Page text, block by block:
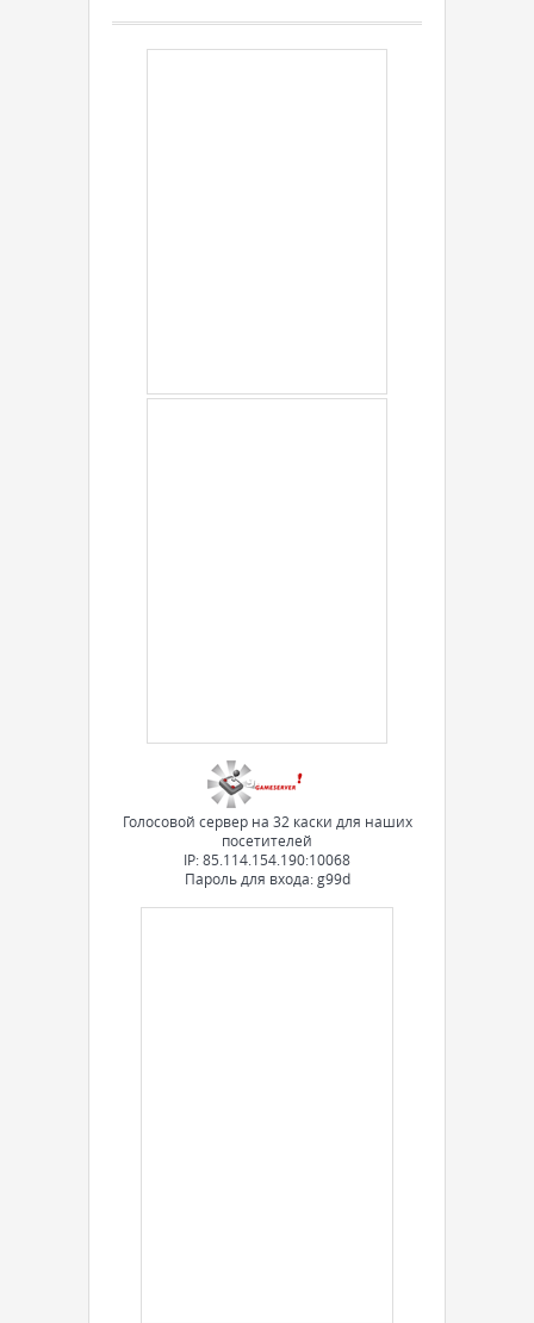
Голосовой сервер на 32 каски для наших
посетителей
IP: 85.114.154.190:10068
Пароль для входа: g99d